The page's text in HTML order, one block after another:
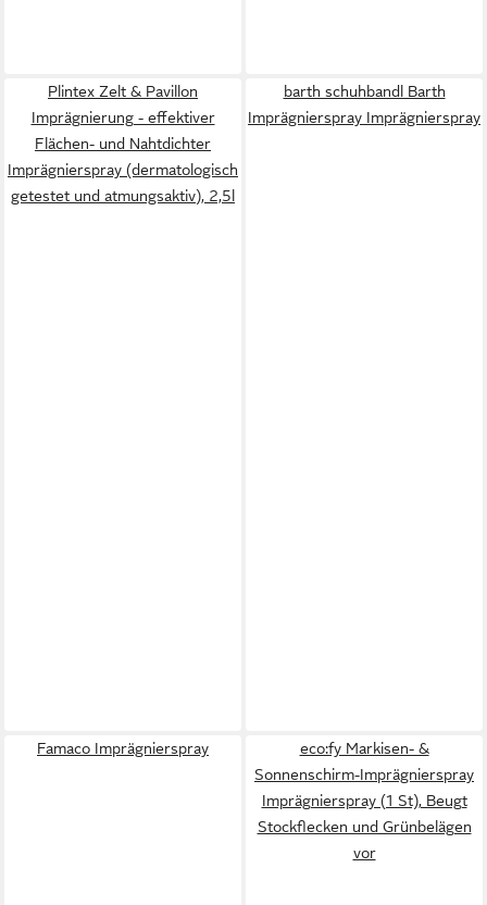
Plintex Zelt & Pavillon
Imprägnierung - effektiver
Flächen- und Nahtdichter
Imprägnierspray (dermatologisch
getestet und atmungsaktiv), 2,5l
barth schuhbandl Barth
Imprägnierspray Imprägnierspray
Famaco Imprägnierspray
eco:fy Markisen- &
Sonnenschirm-Imprägnierspray
Imprägnierspray (1 St), Beugt
Stockflecken und Grünbelägen
vor